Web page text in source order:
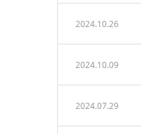
2024.10.26
2024.10.09
2024.07.29